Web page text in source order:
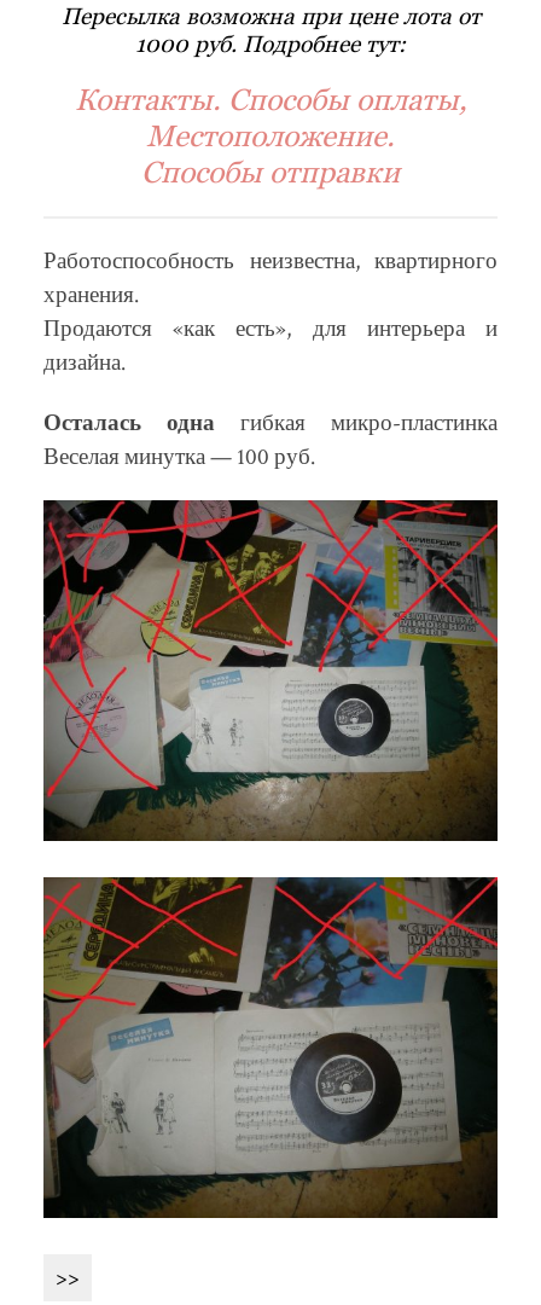
Пересылка возможна при цене лота от
1000 руб. Подробнее тут:
Контакты. Способы оплаты,
Местоположение.
Способы отправки
Работоспособность неизвестна, квартирного
хранения.
Продаются «как есть», для интерьера и
дизайна.
Осталась однагибкая микро-пластинка
Веселая минутка — 100 руб.
>>